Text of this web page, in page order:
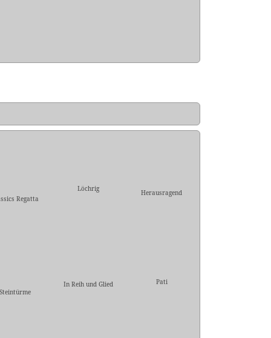
Regatta
Löchrig Herausragend
Steintürme
In Reih und Glied Pati